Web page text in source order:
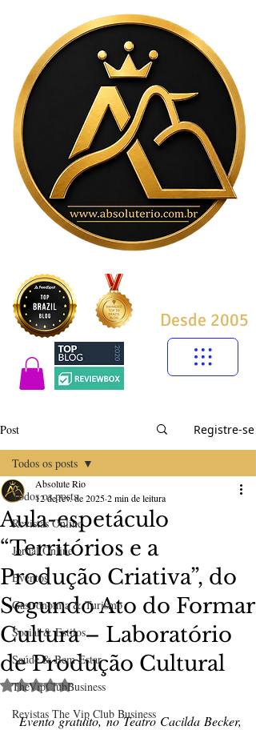
Desde 2005
Post Registre-se
Todos os posts
Revistas Online
Jornal Online
Eventos
Gastronomia & Turismo
Social & Estilos
Saúde & Bem Estar
TheVipClubBusiness
Revistas The Vip Club Business
Todos os posts
Aula-espetáculo
“Territórios e a
Produção Criativa”, do
Segundo Ato do Formar
Cultura – Laboratório
de Produção Cultural
Absolute Rio
12 de fev. de 20252 min de leitura
Avaliado com NaN de 5 estrelas.
Evento gratuito, no Teatro Cacilda Becker,